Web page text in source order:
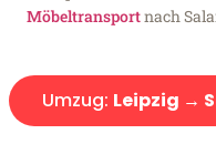
Möbeltransportnach
Umzug: Leipzig →